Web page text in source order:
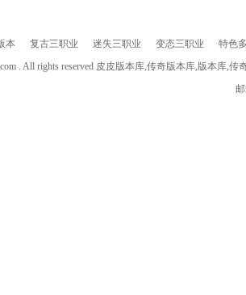
本 复古三职业 迷失三职业 变态三职业
特色
. All rights reserved 皮皮版本库,传奇版本库,版本